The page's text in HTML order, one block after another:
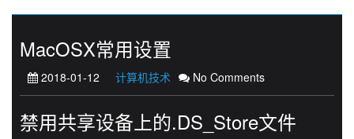
MacOSX常用设置
2018-01-12 计算机技术 No Comments
禁用共享设备上的.DS_Store文件